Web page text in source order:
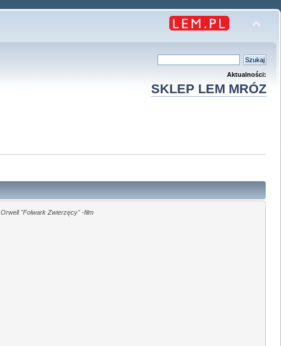
Aktualności:
SKLEP LEM MRÓZ
Orwell "Folwark Zwierzęcy" -film